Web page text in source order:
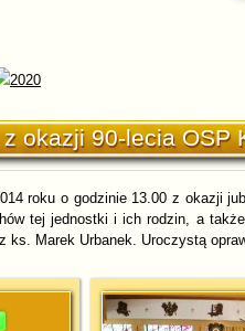
okazji 90-lecia OSP
roku o godzinie 13.00 z okazji
tej jednostki i ich rodzin, a
ks. Marek Urbanek. Uroczystą